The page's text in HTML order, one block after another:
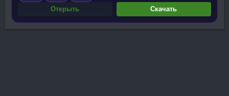
Открыть Скачать